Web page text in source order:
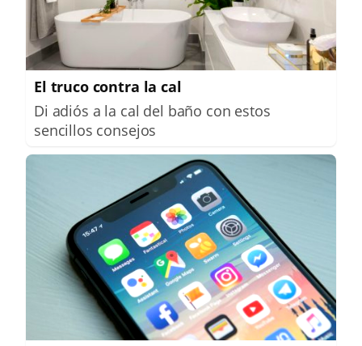
El truco contra la cal
Di adiós a la cal del baño con estos
sencillos consejos